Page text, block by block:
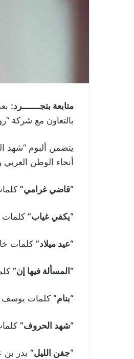
متابعة بتجـــــــرد:
بالتعاون مع شركة
أنحاء الوطن
“قاضي غرامي”
“يكفي غياب” كلمات
“عيد ميلاد” كلمات
“المسألة فيها إن”
“بنام” كلمات يوسف
“شهد الحروف”
“جفن الليل” بدر بن